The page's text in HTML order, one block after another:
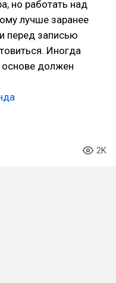
но работать над
лучше заранее
перед записью
Иногда
должен
2K